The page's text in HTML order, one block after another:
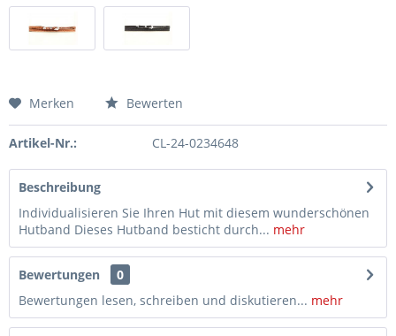
Merken Bewerten
Artikel-Nr.: CL-24-0234648
Beschreibung
Individualisieren Sie Ihren Hut mit diesem wunderschönen
Hutband Dieses Hutband besticht durch... mehr
Bewertungen
0
Bewertungen lesen, schreiben und diskutieren... mehr